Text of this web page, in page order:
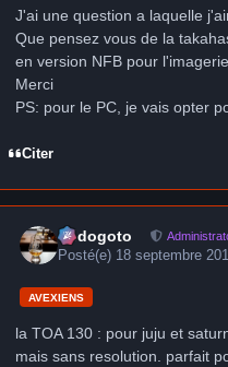
J'ai une question a laquelle
Que pensez vous de la
en version NFB pour
Merci
PS: pour le PC, je vais opter
Citer
frédogoto
Posté(e) 18 septembre
AVEXIENS
la TOA 130 : pour juju et
mais sans resolution. parfait